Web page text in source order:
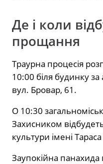
Де і коли
прощання
Траурна процесія
10:00 біля будинку
вул. Бровар, 61.
О 10:30
Захисником
культури імені
Заупокійна